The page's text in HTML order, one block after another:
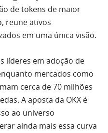
de tokens de maior
reune ativos
em uma única visão.
líderes em adoção de
mercados como
cerca de 70 milhões
A aposta da OKX é
ao universo
ainda mais essa curva